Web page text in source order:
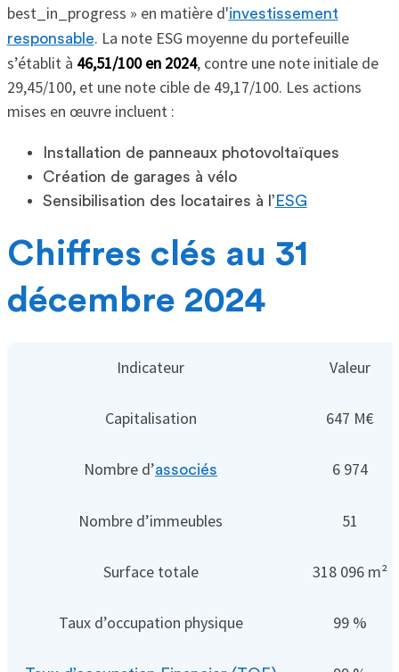
best_in_progress » en matière d'investissement
responsable. La note ESG moyenne du portefeuille
s’établit à 46,51/100 en 2024, contre une note initiale de
29,45/100, et une note cible de 49,17/100. Les actions
mises en œuvre incluent :
Installation de panneaux photovoltaïques
Création de garages à vélo
Sensibilisation des locataires à l’ ESG
Chiffres clés au 31
décembre 2024
Indicateur Valeur
Capitalisation 647 M€
Nombre d’associés 6 974
Nombre d’immeubles 51
Surface totale 318 096 m²
Taux d’occupation physique 99 %